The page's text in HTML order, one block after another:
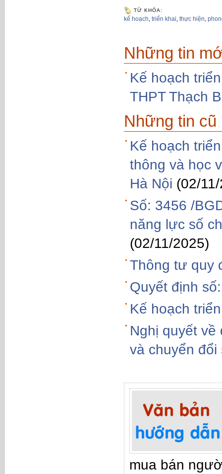
TỪ KHÓA:
kế hoạch, triển khai, thực hiện,
Những tin
Kế hoạch
THPT Thạch
Những tin cũ
Kế hoạch
thông và học
Hà Nội (02/
Số: 3456 /
năng lực số
(02/11/2025)
Thông tư quy
Quyết định
Kế hoạch
Nghị quyết
và chuyển đổi
mua bán